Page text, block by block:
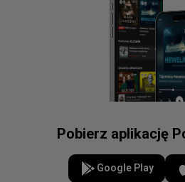
Pobierz aplikację
Google Play